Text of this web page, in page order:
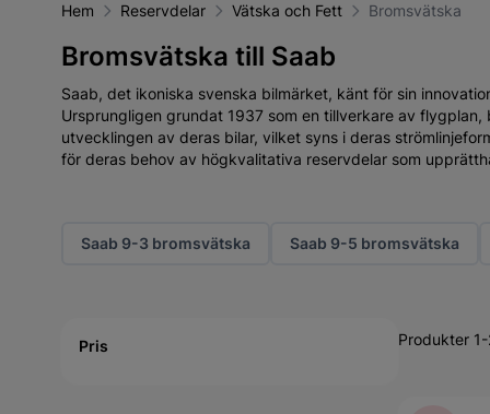
Hem Reservdelar Vätska och Fett Bromsvätska
Bromsvätska till Saab
Saab, det ikoniska svenska bilmärket, känt för sin
Ursprungligen grundat 1937 som en tillverkare av
utvecklingen av deras bilar, vilket syns i deras
för deras behov av högkvalitativa reservdelar som
Saab 9-3 bromsvätska Saab 9-5 bromsvätska
Pris Produkter